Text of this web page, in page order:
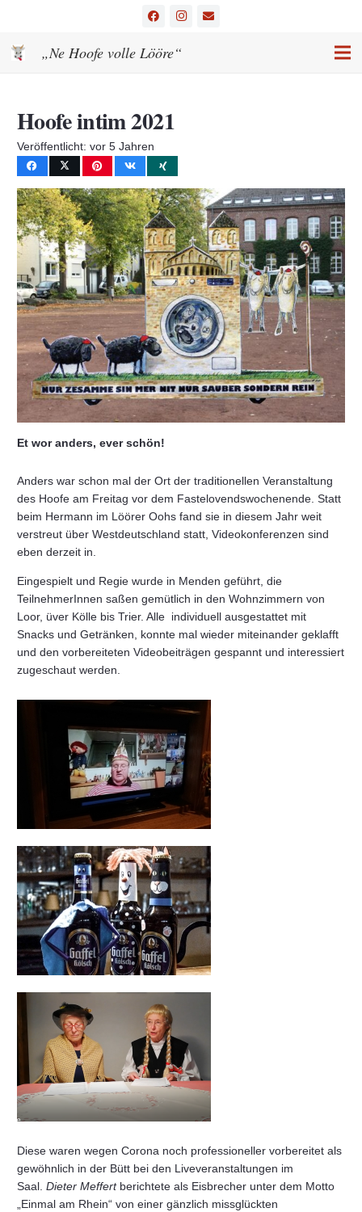
„Ne Hoofe volle Lööre“
Hoofe intim 2021
Veröffentlicht: vor 5 Jahren
Et wor anders, ever schön!
Anders war schon mal der Ort der traditionellen Veranstaltung
des Hoofe am Freitag vor dem Fastelovendswochenende. Statt
beim Hermann im Löörer Oohs fand sie in diesem Jahr weit
verstreut über Westdeutschland statt, Videokonferenzen sind
eben derzeit in.
Eingespielt und Regie wurde in Menden geführt, die
TeilnehmerInnen saßen gemütlich in den Wohnzimmern von
Loor, üver Kölle bis Trier. Alle individuell ausgestattet mit
Snacks und Getränken, konnte mal wieder miteinander geklafft
und den vorbereiteten Videobeiträgen gespannt und interessiert
zugeschaut werden.
Diese waren wegen Corona noch professioneller vorbereitet als
gewöhnlich in der Bütt bei den Liveveranstaltungen im
Saal. Dieter Meffertberichtete als Eisbrecher unter dem Motto
„Einmal am Rhein“ von einer gänzlich missglückten